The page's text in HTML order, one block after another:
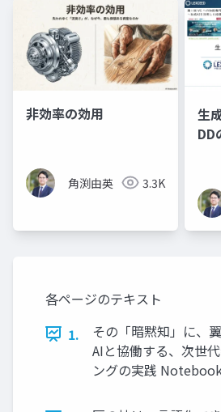
非効率の効用
角渕由英 3.3K
生
DD
各ページのテキスト
1.
その「暗黙知」に、
AIと協働する、次世
ングの実践